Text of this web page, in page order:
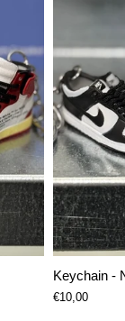
Keychain -
€10,00